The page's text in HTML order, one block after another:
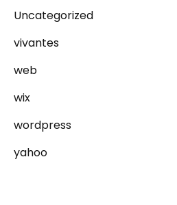
Uncategorized
vivantes
web
wix
wordpress
yahoo